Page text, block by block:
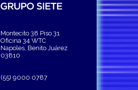
Montecito 38 Piso 31
Oficina 34 WTC
Napoles, Benito Juárez
03810
(55) 9000 0787